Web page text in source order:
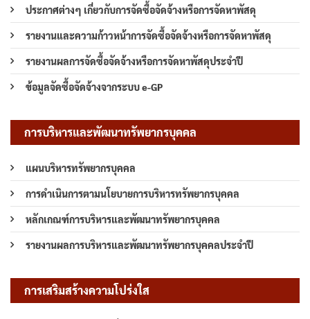
ประกาศต่างๆ เกี่ยวกับการจัดซื้อจัดจ้างหรือการจัดหาพัสดุ
รายงานและความก้าวหน้าการจัดซื้อจัดจ้างหรือการจัดหาพัสดุ
รายงานผลการจัดซื้อจัดจ้างหรือการจัดหาพัสดุประจำปี
ข้อมูลจัดซื้อจัดจ้างจากระบบ e-GP
การบริหารและพัฒนาทรัพยากรบุคคล
แผนบริหารทรัพยากรบุคคล
การดำเนินการตามนโยบายการบริหารทรัพยากรบุคคล
หลักเกณฑ์การบริหารและพัฒนาทรัพยากรบุคคล
รายงานผลการบริหารและพัฒนาทรัพยากรบุคคลประจำปี
การเสริมสร้างความโปร่งใส